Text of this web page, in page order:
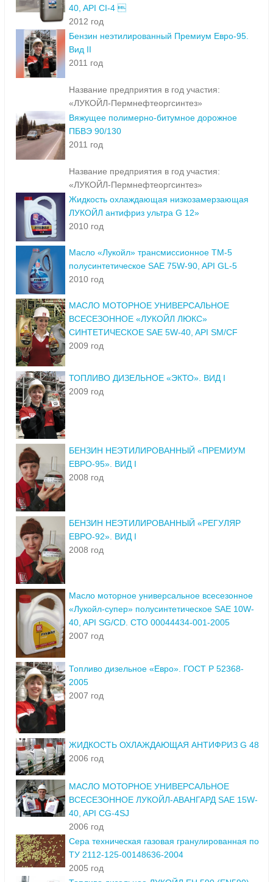
40, API CI-4 
2012 год
Бензин неэтилированный Премиум Евро-95.
Вид II
2011 год
Название предприятия в год участия:
«ЛУКОЙЛ-Пермнефтеоргсинтез»
Вяжущее полимерно-битумное дорожное
ПБВЭ 90/130
2011 год
Название предприятия в год участия:
«ЛУКОЙЛ-Пермнефтеоргсинтез»
Жидкость охлаждающая низкозамерзающая
ЛУКОЙЛ антифриз ультра G 12»
2010 год
Масло «Лукойл» трансмиссионное ТМ-5
полусинтетическое SAE 75W-90, API GL-5
2010 год
МАСЛО МОТОРНОЕ УНИВЕРСАЛЬНОЕ
ВСЕСЕЗОННОЕ «ЛУКОЙЛ ЛЮКС»
СИНТЕТИЧЕСКОЕ SAE 5W-40, API SM/CF
2009 год
ТОПЛИВО ДИЗЕЛЬНОЕ «ЭКТО». ВИД I
2009 год
БЕНЗИН НЕЭТИЛИРОВАННЫЙ «ПРЕМИУМ
ЕВРО-95». ВИД I
2008 год
БЕНЗИН НЕЭТИЛИРОВАННЫЙ «РЕГУЛЯР
ЕВРО-92». ВИД I
2008 год
Масло моторное универсальное всесезонное
«Лукойл-супер» полусинтетическое SAE 10W-
40, API SG/CD. СТО 00044434-001-2005
2007 год
Топливо дизельное «Евро». ГОСТ Р 52368-
2005
2007 год
ЖИДКОСТЬ ОХЛАЖДАЮЩАЯ АНТИФРИЗ G 48
2006 год
МАСЛО МОТОРНОЕ УНИВЕРСАЛЬНОЕ
ВСЕСЕЗОННОЕ ЛУКОЙЛ-АВАНГАРД SAE 15W-
40, API CG-4SJ
2006 год
Сера техническая газовая гранулированная по
ТУ 2112-125-00148636-2004
2005 год